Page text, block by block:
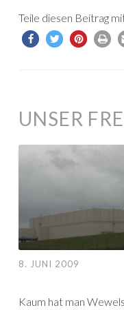
Teile diesen Beitrag
UNSER
8. JUNI 2009
Kaum hat man